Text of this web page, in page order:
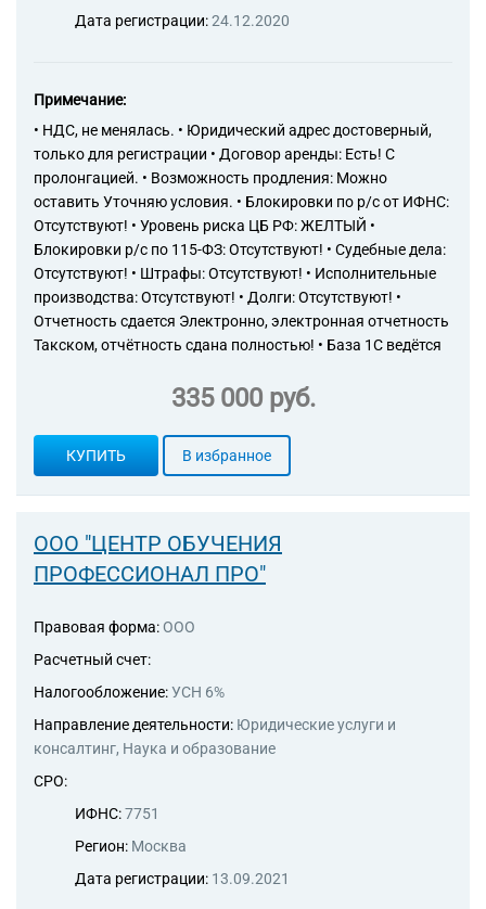
Дата регистрации:24.12.2020
Примечание:
• НДС, не менялась. • Юридический адрес достоверный,
только для регистрации • Договор аренды: Есть! С
пролонгацией. • Возможность продления: Можно
оставить Уточняю условия. • Блокировки по р/с от ИФНС:
Отсутствуют! • Уровень риска ЦБ РФ: ЖЕЛТЫЙ •
Блокировки р/с по 115-ФЗ: Отсутствуют! • Судебные дела:
Отсутствуют! • Штрафы: Отсутствуют! • Исполнительные
производства: Отсутствуют! • Долги: Отсутствуют! •
Отчетность сдается Электронно, электронная отчетность
Такском, отчётность сдана полностью! • База 1С ведётся
335 000 руб.
КУПИТЬ В избранное
ООО "ЦЕНТР ОБУЧЕНИЯ
ПРОФЕССИОНАЛ ПРО"
Правовая форма: ООО
Расчетный счет:
Налогообложение:УСН 6%
Направление деятельности: Юридические услуги и
консалтинг, Наука и образование
СРО:
ИФНС:7751
Регион: Москва
Дата регистрации: 13.09.2021